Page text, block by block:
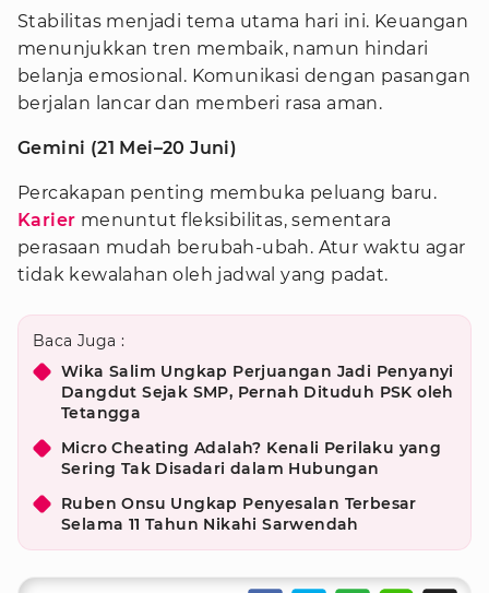
Stabilitas menjadi tema utama hari ini. Keuangan
menunjukkan tren membaik, namun hindari
belanja emosional. Komunikasi dengan pasangan
berjalan lancar dan memberi rasa aman.
Gemini (21 Mei–20 Juni)
Percakapan penting membuka peluang baru.
Karier menuntut fleksibilitas, sementara
perasaan mudah berubah-ubah. Atur waktu agar
tidak kewalahan oleh jadwal yang padat.
Baca Juga :
Wika Salim Ungkap Perjuangan Jadi Penyanyi
Dangdut Sejak SMP, Pernah Dituduh PSK oleh
Tetangga
Micro Cheating Adalah? Kenali Perilaku yang
Sering Tak Disadari dalam Hubungan
Ruben Onsu Ungkap Penyesalan Terbesar
Selama 11 Tahun Nikahi Sarwendah